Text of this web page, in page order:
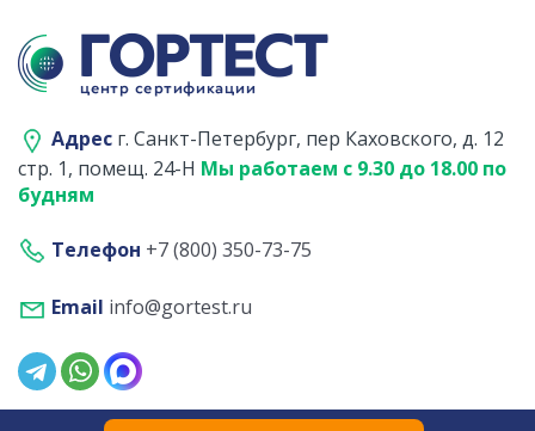
Адрес г. Санкт-Петербург, пер Каховского, д. 12
стр. 1, помещ. 24-Н Мы работаем с 9.30 до 18.00 по
будням
Телефон +7 (800) 350-73-75
Email info@gortest.ru